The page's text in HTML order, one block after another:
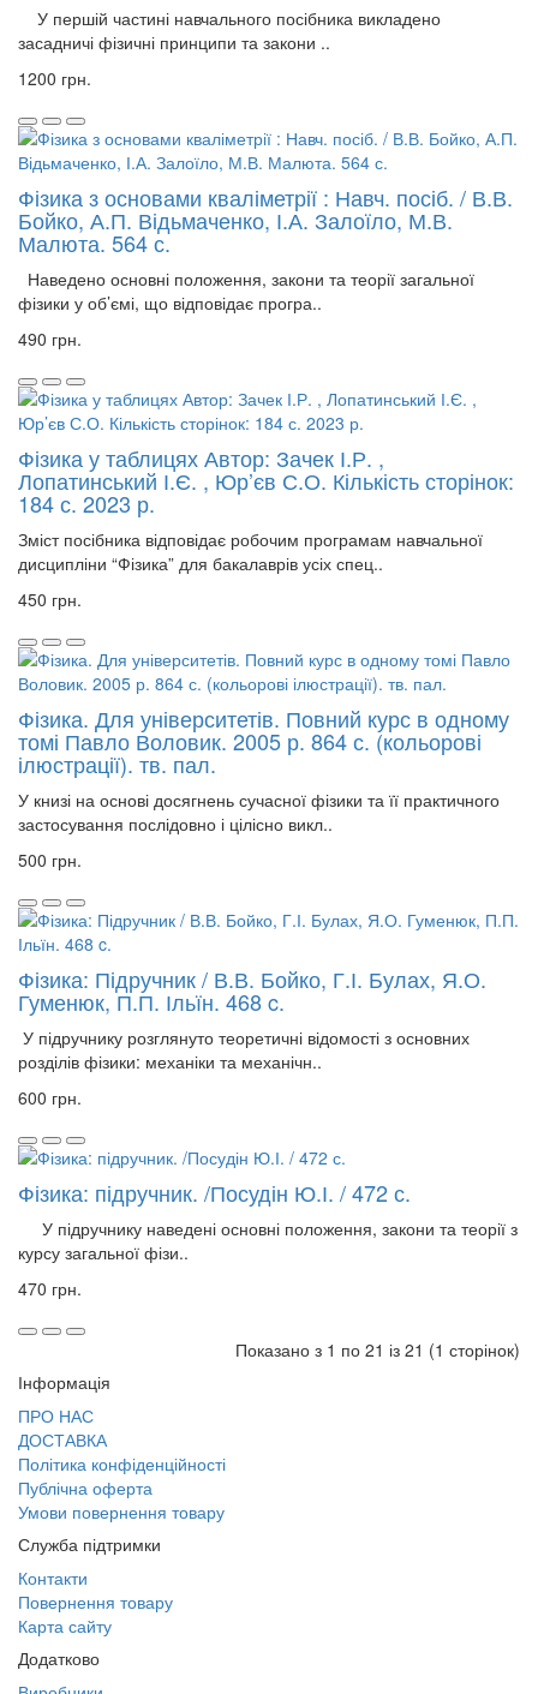
У першій частині навчального посібника викладено
засадничі фізичні принципи та закони ..
1200 грн.
Фізика з основами кваліметрії : Навч. посіб. / В.В.
Бойко, А.П. Відьмаченко, І.А. Залоїло, М.В.
Малюта. 564 с.
Наведено основні положення, закони та теорії загальної
фізики у об’ємі, що відповідає програ..
490 грн.
Фізика у таблицях Автор: Зачек І.Р. ,
Лопатинський І.Є. , Юр’єв С.О. Кількість сторінок:
184 с. 2023 р.
Зміст посібника відповідає робочим програмам навчальної
дисципліни “Фізика” для бакалаврів усіх спец..
450 грн.
Фізика. Для університетів. Повний курс в одному
томі Павло Воловик. 2005 р. 864 с. (кольорові
ілюстрації). тв. пал.
У книзі на основі досягнень сучасної фізики та її практичного
застосування послідовно і цілісно викл..
500 грн.
Фізика: Підручник / В.В. Бойко, Г.І. Булах, Я.О.
Гуменюк, П.П. Ільїн. 468 c.
У підручнику розглянуто теоретичні відомості з основних
розділів фізики: механіки та механічн..
600 грн.
Фізика: підручник. /Посудін Ю.І. / 472 с.
У підручнику наведені основні положення, закони та теорії з
курсу загальної фізи..
470 грн.
Показано з 1 по 21 із 21 (1 сторінок)
Інформація
ПРО НАС
ДОСТАВКА
Політика конфіденційності
Публічна оферта
Умови повернення товару
Служба підтримки
Контакти
Повернення товару
Карта сайту
Додатково